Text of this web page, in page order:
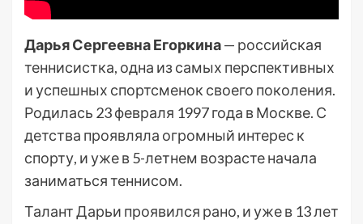
Дарья Сергеевна Егоркина— российская
теннисистка, одна из самых перспективных
и успешных спортсменок своего поколения.
Родилась 23 февраля 1997 года в Москве. С
детства проявляла огромный интерес к
спорту, и уже в 5-летнем возрасте начала
заниматься теннисом.
Талант Дарьи проявился рано, и уже в 13 лет